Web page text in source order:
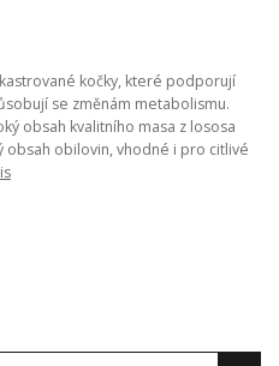
kočky, které podporují
se změnám metabolismu.
obsah kvalitního masa z lososa
obsah obilovin, vhodné i pro citlivé